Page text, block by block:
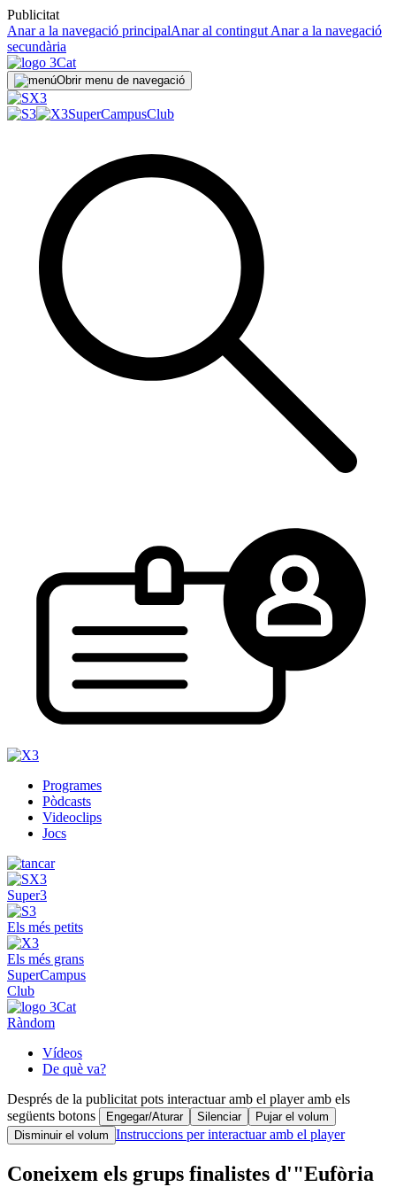
Publicitat
Anar a la navegació principalAnar al contingut Anar a la navegació
secundària
Obrir menu de navegació
SuperCampusClub
Programes
Pòdcasts
Videoclips
Jocs
Super3
Els més petits
Els més grans
SuperCampus
Club
Ràndom
Vídeos
De què va?
Després de la publicitat pots interactuar amb el player amb els
següents botons
Engegar/Aturar Silenciar
Pujar el volum
Disminuir el volum Instruccions per interactuar amb el player
Coneixem els grups finalistes d'"Eufòria